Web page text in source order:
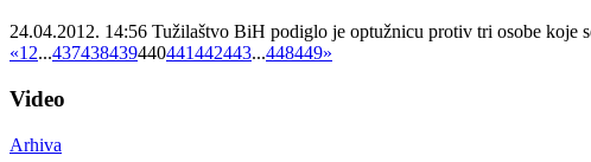
24.04.2012. 14:56 Tužilaštvo BiH podiglo je optužnicu protiv tri osobe koje
«12...437438439440441442443...448449»
Video
Arhiva